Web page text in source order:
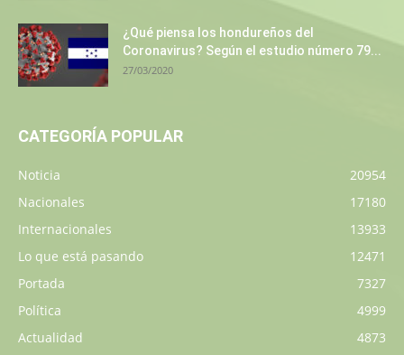
¿Qué piensa los hondureños del
Coronavirus? Según el estudio número 79...
27/03/2020
CATEGORÍA POPULAR
Noticia
20954
Nacionales
17180
Internacionales
13933
Lo que está pasando
12471
Portada
7327
Política
4999
Actualidad
4873